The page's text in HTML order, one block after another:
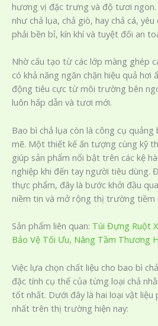
hương vị đặc trưng và độ tươi
như chả lụa, chả giò, hay chả cá,
phải bền bỉ, kín khí và tuyệt đối an
Nhờ cấu tạo từ các lớp màng ghép
có khả năng ngăn chặn hiệu quả hơi
động tiêu cực từ môi trường bên
luôn hấp dẫn và tươi mới.
Bao bì chả lụa còn là công cụ
mẽ. Một thiết kế ấn tượng cùng kỹ
giúp sản phẩm nổi bật trên các kệ
nghiệp khi đến tay người tiêu dùng.
thực phẩm, đây là bước khởi đầu
niềm tin và mở rộng thị trường tiềm
Sản phẩm liên quan: Túi Đựng Ruột
Bảo Vệ Tối Ưu, Nâng Tầm Thương
Việc lựa chọn chất liệu cho bao bì
đặc tính cụ thể của từng loại chả
tốt nhất. Dưới đây là hai loại vật liệu
nhất trên thị trường hiện nay: